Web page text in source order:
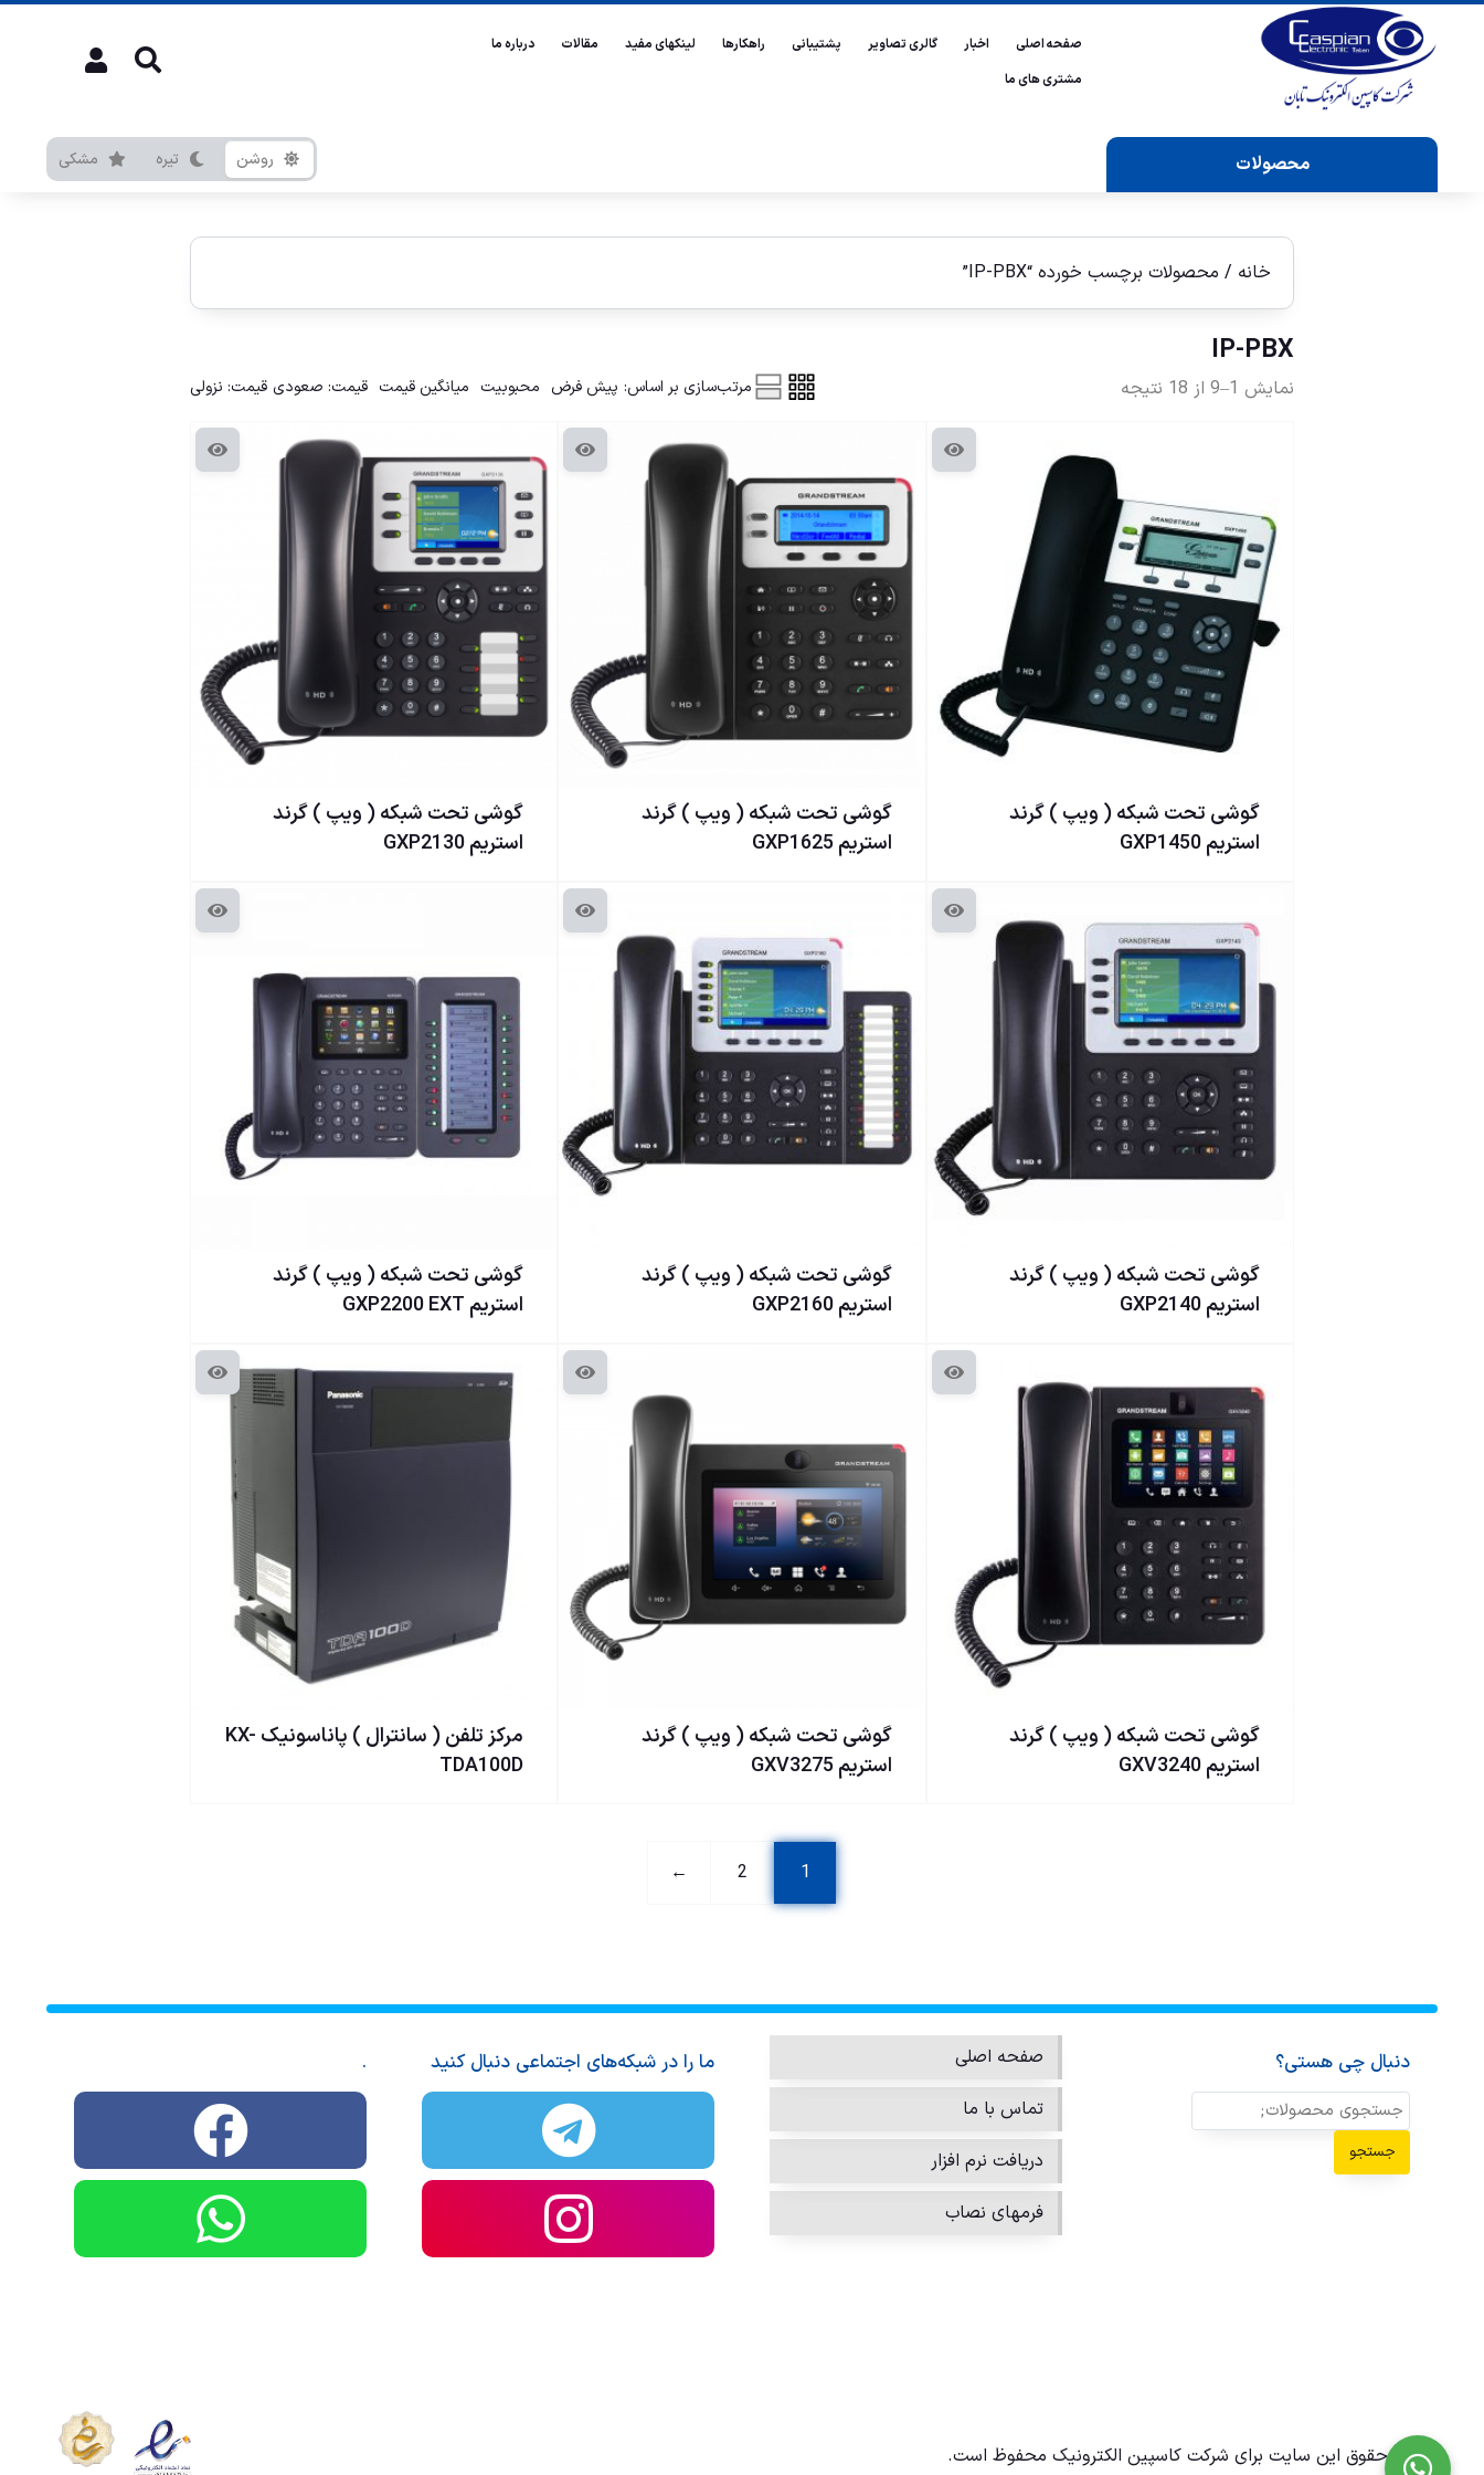
صفحه اصلی اخبار گالری تصاویر پشتیبانی راهکارها لینکهای مفید مقالات
درباره ما
مشتری های ما
محصولات روشن تیره مشکی
خانه / محصولات برچسب خورده “IP-PBX”
IP-PBX
نمایش 1–9 از 18 نتیجه مرتب‌سازی بر اساس: پیش فرض محبوبیت میانگین قیمت قیمت: صعودی قیمت: نزولی
گوشی تحت شبكه ( ويپ ) گرند
استریم GXP1450
گوشی تحت شبكه ( ويپ ) گرند
استریم GXP1625
گوشی تحت شبكه ( ويپ ) گرند
استریم GXP2130
گوشی تحت شبكه ( ويپ ) گرند
استریم GXP2140
گوشی تحت شبكه ( ويپ ) گرند
استریم GXP2160
گوشی تحت شبكه ( ويپ ) گرند
استریم GXP2200 EXT
گوشی تحت شبكه ( ويپ ) گرند
استریم GXV3240
گوشی تحت شبكه ( ويپ ) گرند
استریم GXV3275
مركز تلفن ( سانترال ) پاناسونيک KX-
TDA100D
1
2
←
دنبال چی هستی؟
جستجو
صفحه اصلی
تماس با ما
دریافت نرم افزار
فرمهای نصاب
ما را در شبکه‌های اجتماعی دنبال کنید .
تمامی حقوق این سایت برای شرکت کاسپین الکترونیک محفوظ است.